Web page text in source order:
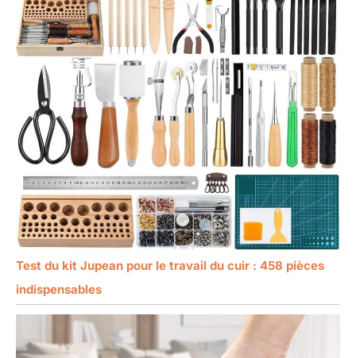
Test du kit Jupean pour le travail du cuir : 458 pièces
indispensables